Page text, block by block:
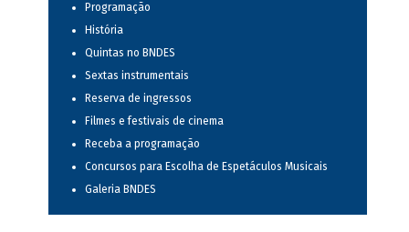
Programação
História
Quintas no BNDES
Sextas instrumentais
Reserva de ingressos
Filmes e festivais de cinema
Receba a programação
Concursos para Escolha de Espetáculos Musicais
Galeria BNDES